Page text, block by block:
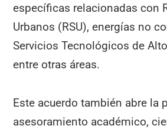
específicas relacionadas con
Urbanos (RSU), energías no
Servicios Tecnológicos de
entre otras áreas.
Este acuerdo también abre la
asesoramiento académico,